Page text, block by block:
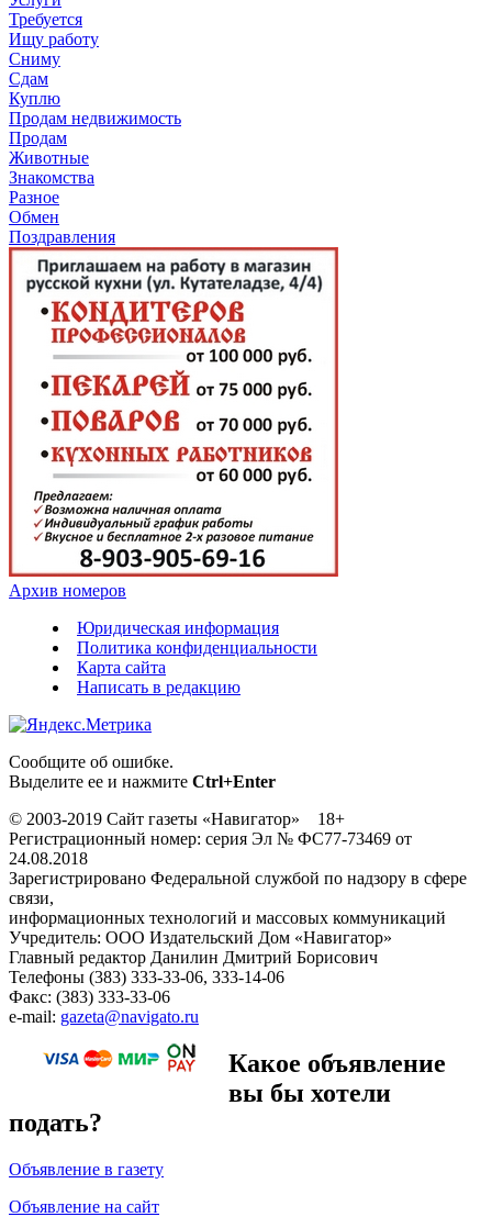
Требуется
Ищу работу
Сниму
Сдам
Куплю
Продам недвижимость
Продам
Животные
Знакомства
Разное
Обмен
Поздравления
Архив номеров
Юридическая информация
Политика конфиденциальности
Карта сайта
Написать в редакцию
Сообщите об ошибке.
Выделите ее и нажмите Ctrl+Enter
© 2003-2019 Сайт газеты «Навигатор» 18+
Регистрационный номер: серия Эл № ФС77-73469 от
24.08.2018
Зарегистрировано Федеральной службой по надзору в сфере
связи,
информационных технологий и массовых коммуникаций
Учредитель: ООО Издательский Дом «Навигатор»
Главный редактор Данилин Дмитрий Борисович
Телефоны (383) 333-33-06, 333-14-06
Факс: (383) 333-33-06
e-mail: gazeta@navigato.ru
Какое объявление
вы бы хотели
подать?
Объявление в газету
Объявление на сайт